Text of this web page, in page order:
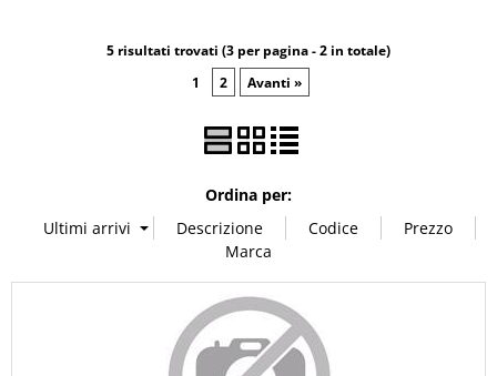
5 risultati trovati (3 per pagina - 2 in totale)
1
2 Avanti »
Ordina per: